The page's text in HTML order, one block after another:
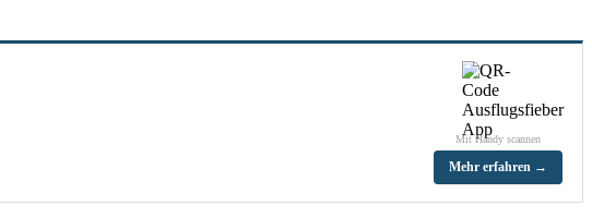
Mit Handy scannen
Mehr erfahren →